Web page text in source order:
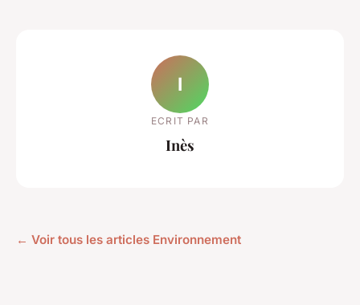
I
ECRIT PAR
Inès
← Voir tous les articles Environnement